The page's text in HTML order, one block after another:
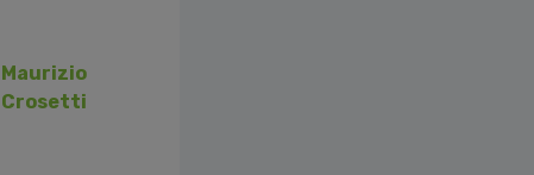
Maurizio
Crosetti